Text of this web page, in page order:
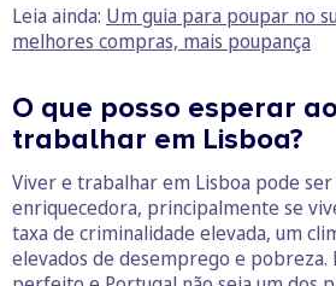
Leia ainda: Um guia para poupar no
melhores compras, mais poupança
O que posso esperar
trabalhar em Lisboa?
Viver e trabalhar em Lisboa pode
enriquecedora, principalmente se
taxa de criminalidade elevada, um
elevados de desemprego e pobreza.